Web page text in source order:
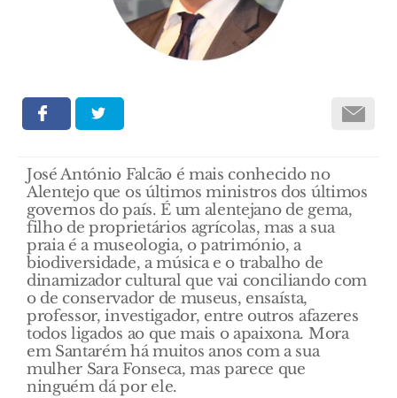
José António Falcão é mais conhecido no
Alentejo que os últimos ministros dos últimos
governos do país. É um alentejano de gema,
filho de proprietários agrícolas, mas a sua
praia é a museologia, o património, a
biodiversidade, a música e o trabalho de
dinamizador cultural que vai conciliando com
o de conservador de museus, ensaísta,
professor, investigador, entre outros afazeres
todos ligados ao que mais o apaixona. Mora
em Santarém há muitos anos com a sua
mulher Sara Fonseca, mas parece que
ninguém dá por ele.